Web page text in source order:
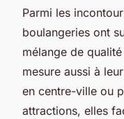
Parmi les
boulangeries ont
mélange de
mesure aussi à
en centre-ville ou
attractions, elles